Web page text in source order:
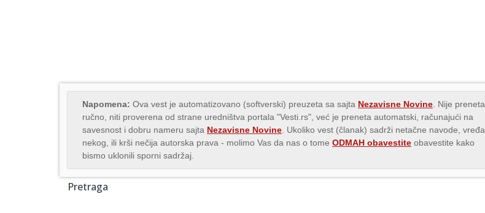
Napomena: Ova vest je automatizovano (softverski) preuzeta sa sajta Nezavisne Novine . Nije preneta
ručno, niti proverena od strane uredništva portala "Vesti.rs", već je preneta automatski, računajući na
savesnost i dobru nameru sajta Nezavisne Novine . Ukoliko vest (članak) sadrži netačne navode, vređa
nekog, ili krši nečija autorska prava - molimo Vas da nas o tome ODMAH obavestite obavestite kako
bismo uklonili sporni sadržaj.
Pretraga